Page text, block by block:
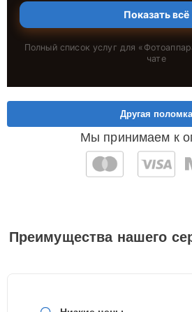
Показать всё
Полный список услуг для «
чате
Мы принимаем к
Другая поломка
Преимущества нашего